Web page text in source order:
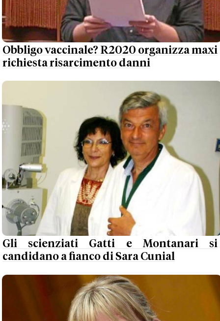
Obbligo vaccinale? R2020 organizza maxi
richiesta risarcimento danni
Gli scienziati Gatti e Montanari si
candidano a fianco di Sara Cunial